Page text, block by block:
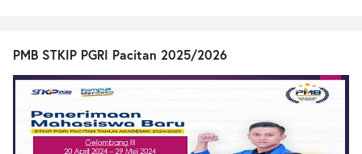
PMB STKIP PGRI Pacitan 2025/2026